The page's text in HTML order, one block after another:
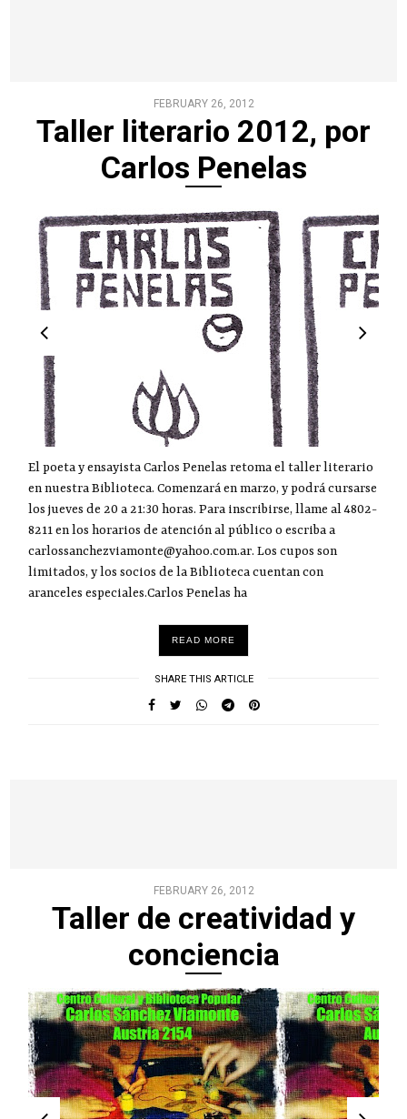
FEBRUARY 26, 2012
Taller literario 2012, por
Carlos Penelas
El poeta y ensayista Carlos Penelas retoma el taller literario
en nuestra Biblioteca. Comenzará en marzo, y podrá cursarse
los jueves de 20 a 21:30 horas. Para inscribirse, llame al 4802-
8211 en los horarios de atención al público o escriba a
carlossanchezviamonte@yahoo.com.ar. Los cupos son
limitados, y los socios de la Biblioteca cuentan con
aranceles especiales.Carlos Penelas ha
READ MORE
SHARE THIS ARTICLE
FEBRUARY 26, 2012
Taller de creatividad y
conciencia